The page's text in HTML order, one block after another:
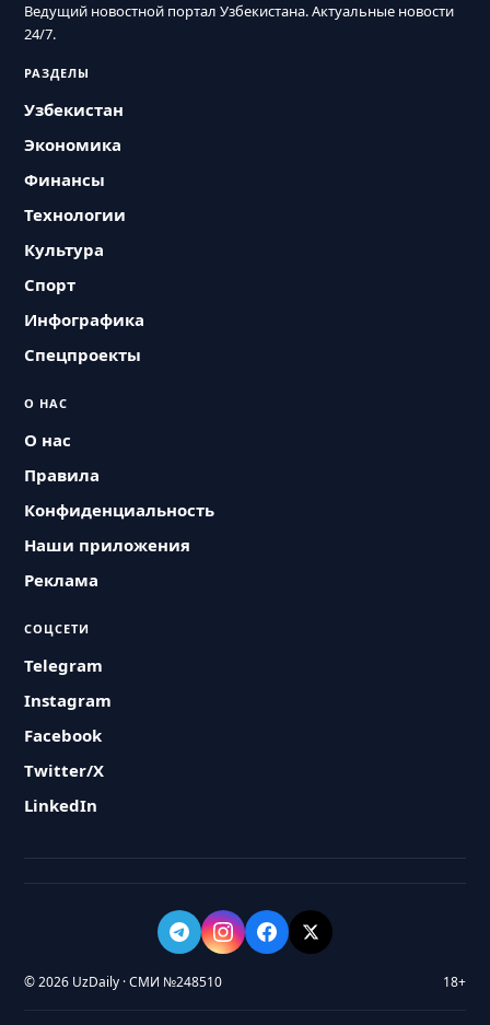
Ведущий новостной портал Узбекистана. Актуальные новости
24/7.
РАЗДЕЛЫ
Узбекистан
Экономика
Финансы
Технологии
Культура
Спорт
Инфографика
Спецпроекты
О НАС
О нас
Правила
Конфиденциальность
Наши приложения
Реклама
СОЦСЕТИ
Telegram
Instagram
Facebook
Twitter/X
LinkedIn
© 2026 UzDaily · СМИ №248510 18+